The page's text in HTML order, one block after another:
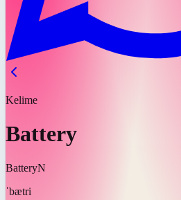
Kelime
Battery
BatteryN
ˈbætri